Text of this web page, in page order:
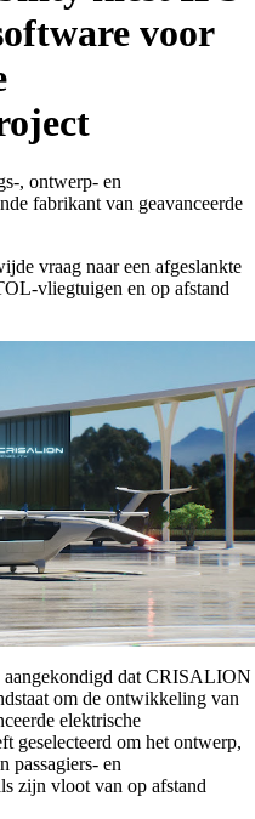
voor
, ontwerp- en
fabrikant van geavanceerde
vraag naar een afgeslankte
vliegtuigen en op afstand
aangekondigd dat CRISALION
om de ontwikkeling van
elektrische
geselecteerd om het ontwerp,
passagiers- en
zijn vloot van op afstand